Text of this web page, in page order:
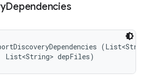
Dependencies
List<String> depFiles)